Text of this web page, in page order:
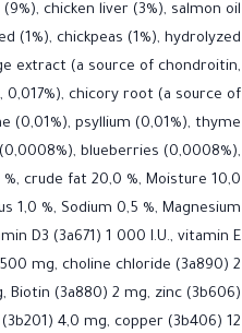
chicken liver (3%), salmon oil
(1%), chickpeas (1%), hydrolyzed
extract (a source of chondroitin,
0,017%), chicory root (a source of
(0,01%), psyllium (0,01%), thyme
blueberries (0,0008%),
crude fat 20,0 %, Moisture 10,0
1,0 %, Sodium 0,5 %, Magnesium
D3 (3a671) 1 000 I.U., vitamin E
mg, choline chloride (3a890) 2
Biotin (3a880) 2 mg, zinc (3b606)
4,0 mg, copper (3b406) 12